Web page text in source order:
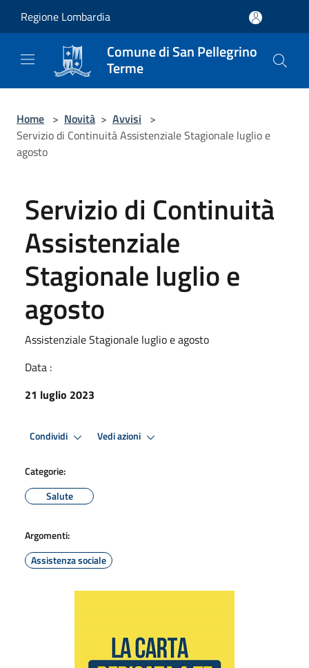
Regione Lombardia
Comune di San Pellegrino
Terme
Home > Novità > Avvisi >
Servizio di Continuità Assistenziale Stagionale luglio e
agosto
Servizio di Continuità
Assistenziale
Stagionale luglio e
agosto
Assistenziale Stagionale luglio e agosto
Data :
21 luglio 2023
Condividi Vedi azioni
Categorie:
Salute
Argomenti:
Assistenza sociale